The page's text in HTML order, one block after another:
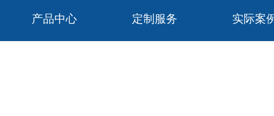
产品中心 定制服务 实际案